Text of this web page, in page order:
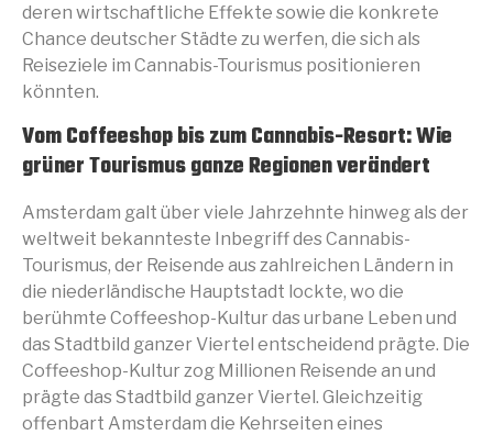
deren wirtschaftliche Effekte sowie die konkrete
Chance deutscher Städte zu werfen, die sich als
Reiseziele im Cannabis-Tourismus positionieren
könnten.
Vom Coffeeshop bis zum Cannabis-Resort: Wie
grüner Tourismus ganze Regionen verändert
Amsterdam galt über viele Jahrzehnte hinweg als der
weltweit bekannteste Inbegriff des Cannabis-
Tourismus, der Reisende aus zahlreichen Ländern in
die niederländische Hauptstadt lockte, wo die
berühmte Coffeeshop-Kultur das urbane Leben und
das Stadtbild ganzer Viertel entscheidend prägte. Die
Coffeeshop-Kultur zog Millionen Reisende an und
prägte das Stadtbild ganzer Viertel. Gleichzeitig
offenbart Amsterdam die Kehrseiten eines